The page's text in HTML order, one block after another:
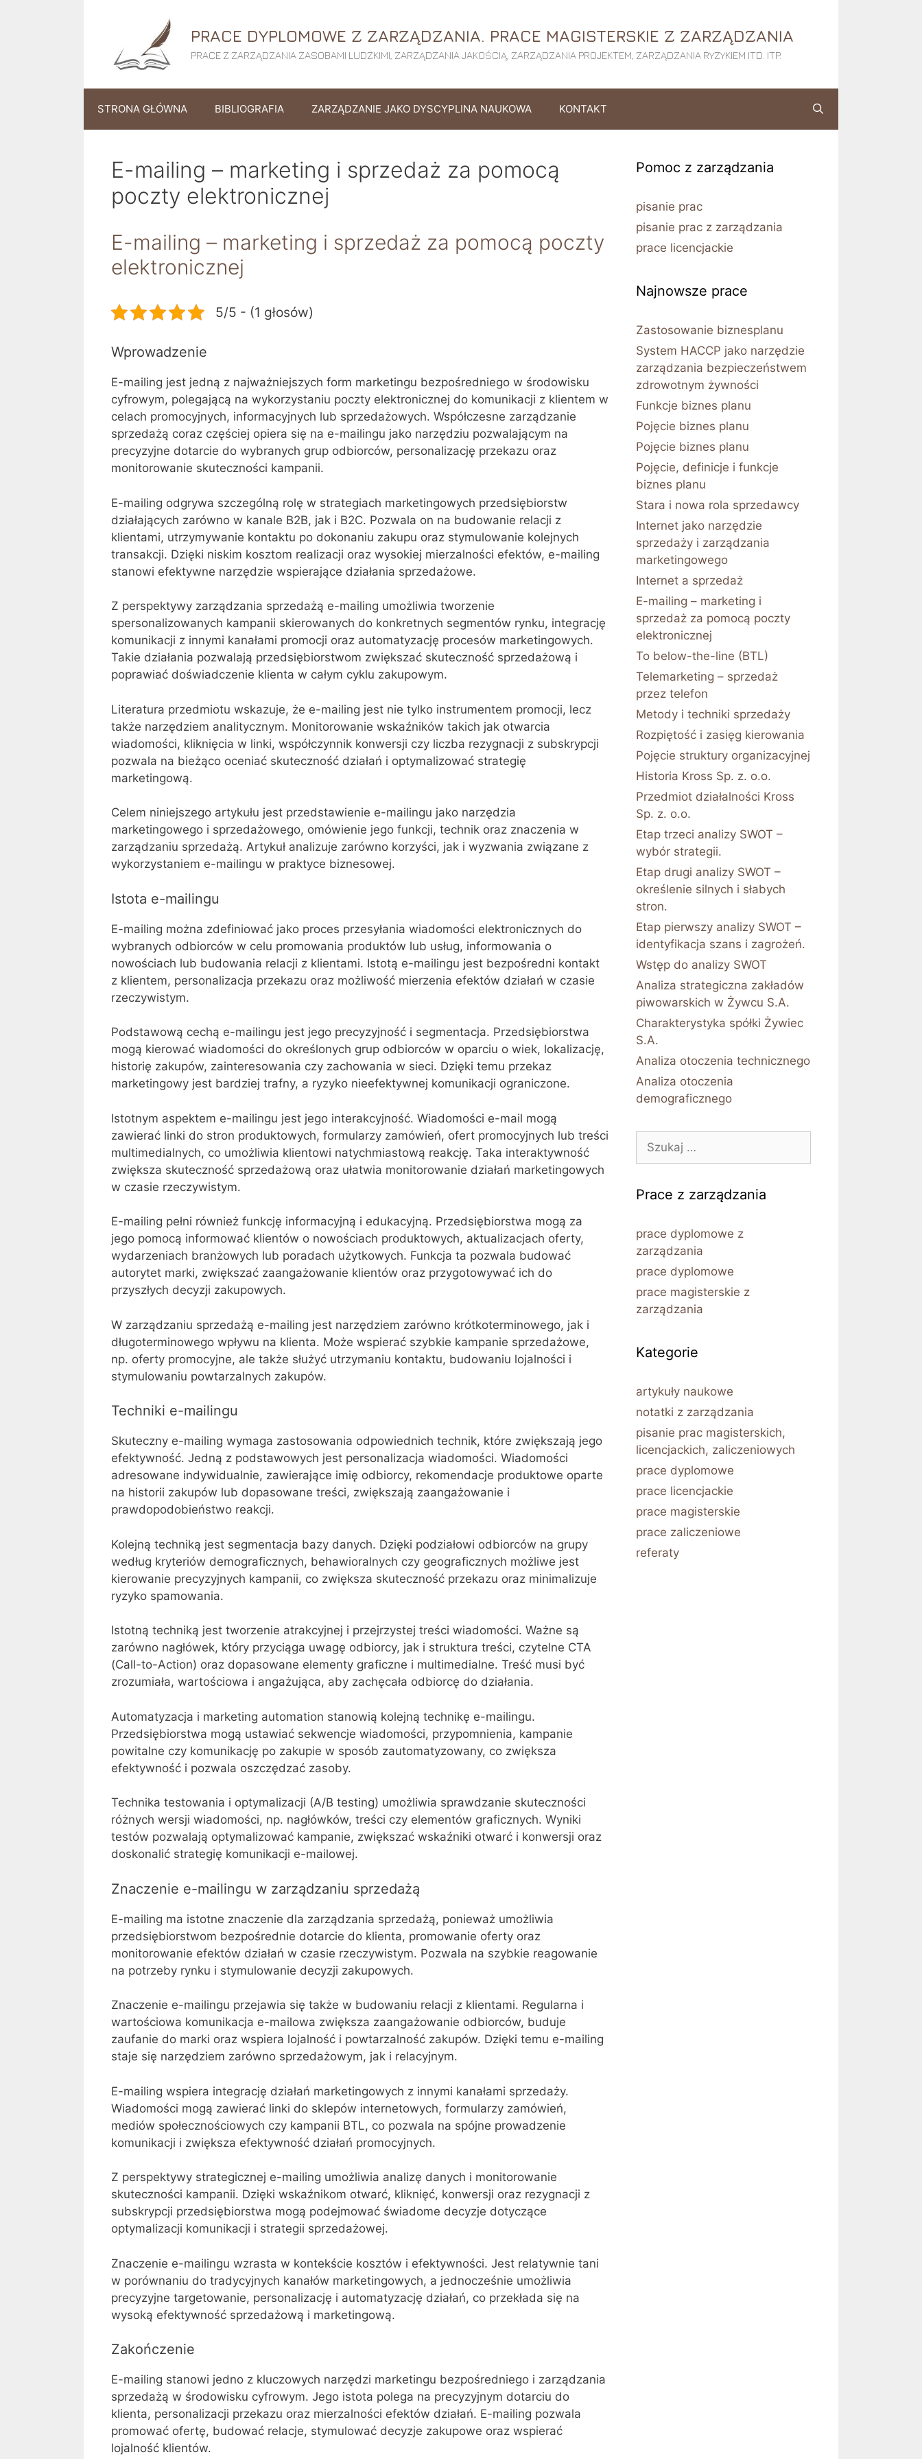
PRACE DYPLOMOWE Z ZARZĄDZANIA. PRACE MAGISTERSKIE Z ZARZĄDZANIA
PRACE Z ZARZĄDZANIA ZASOBAMI LUDZKIMI, ZARZĄDZANIA JAKOŚCIĄ, ZARZĄDZANIA PROJEKTEM, ZARZĄDZANIA RYZYKIEM ITD. ITP.
STRONA GŁÓWNA BIBLIOGRAFIA ZARZĄDZANIE JAKO DYSCYPLINA NAUKOWA KONTAKT
E-mailing – marketing i sprzedaż za pomocą
poczty elektronicznej
E-mailing – marketing i sprzedaż za pomocą poczty
elektronicznej
5/5 - (1 głosów)
Wprowadzenie
E-mailing jest jedną z najważniejszych form marketingu bezpośredniego w środowisku
cyfrowym, polegającą na wykorzystaniu poczty elektronicznej do komunikacji z klientem w
celach promocyjnych, informacyjnych lub sprzedażowych. Współczesne zarządzanie
sprzedażą coraz częściej opiera się na e-mailingu jako narzędziu pozwalającym na
precyzyjne dotarcie do wybranych grup odbiorców, personalizację przekazu oraz
monitorowanie skuteczności kampanii.
E-mailing odgrywa szczególną rolę w strategiach marketingowych przedsiębiorstw
działających zarówno w kanale B2B, jak i B2C. Pozwala on na budowanie relacji z
klientami, utrzymywanie kontaktu po dokonaniu zakupu oraz stymulowanie kolejnych
transakcji. Dzięki niskim kosztom realizacji oraz wysokiej mierzalności efektów, e-mailing
stanowi efektywne narzędzie wspierające działania sprzedażowe.
Z perspektywy zarządzania sprzedażą e-mailing umożliwia tworzenie
spersonalizowanych kampanii skierowanych do konkretnych segmentów rynku, integrację
komunikacji z innymi kanałami promocji oraz automatyzację procesów marketingowych.
Takie działania pozwalają przedsiębiorstwom zwiększać skuteczność sprzedażową i
poprawiać doświadczenie klienta w całym cyklu zakupowym.
Literatura przedmiotu wskazuje, że e-mailing jest nie tylko instrumentem promocji, lecz
także narzędziem analitycznym. Monitorowanie wskaźników takich jak otwarcia
wiadomości, kliknięcia w linki, współczynnik konwersji czy liczba rezygnacji z subskrypcji
pozwala na bieżąco oceniać skuteczność działań i optymalizować strategię
marketingową.
Celem niniejszego artykułu jest przedstawienie e-mailingu jako narzędzia
marketingowego i sprzedażowego, omówienie jego funkcji, technik oraz znaczenia w
zarządzaniu sprzedażą. Artykuł analizuje zarówno korzyści, jak i wyzwania związane z
wykorzystaniem e-mailingu w praktyce biznesowej.
Istota e-mailingu
E-mailing można zdefiniować jako proces przesyłania wiadomości elektronicznych do
wybranych odbiorców w celu promowania produktów lub usług, informowania o
nowościach lub budowania relacji z klientami. Istotą e-mailingu jest bezpośredni kontakt
z klientem, personalizacja przekazu oraz możliwość mierzenia efektów działań w czasie
rzeczywistym.
Podstawową cechą e-mailingu jest jego precyzyjność i segmentacja. Przedsiębiorstwa
mogą kierować wiadomości do określonych grup odbiorców w oparciu o wiek, lokalizację,
historię zakupów, zainteresowania czy zachowania w sieci. Dzięki temu przekaz
marketingowy jest bardziej trafny, a ryzyko nieefektywnej komunikacji ograniczone.
Istotnym aspektem e-mailingu jest jego interakcyjność. Wiadomości e-mail mogą
zawierać linki do stron produktowych, formularzy zamówień, ofert promocyjnych lub treści
multimedialnych, co umożliwia klientowi natychmiastową reakcję. Taka interaktywność
zwiększa skuteczność sprzedażową oraz ułatwia monitorowanie działań marketingowych
w czasie rzeczywistym.
E-mailing pełni również funkcję informacyjną i edukacyjną. Przedsiębiorstwa mogą za
jego pomocą informować klientów o nowościach produktowych, aktualizacjach oferty,
wydarzeniach branżowych lub poradach użytkowych. Funkcja ta pozwala budować
autorytet marki, zwiększać zaangażowanie klientów oraz przygotowywać ich do
przyszłych decyzji zakupowych.
W zarządzaniu sprzedażą e-mailing jest narzędziem zarówno krótkoterminowego, jak i
długoterminowego wpływu na klienta. Może wspierać szybkie kampanie sprzedażowe,
np. oferty promocyjne, ale także służyć utrzymaniu kontaktu, budowaniu lojalności i
stymulowaniu powtarzalnych zakupów.
Techniki e-mailingu
Skuteczny e-mailing wymaga zastosowania odpowiednich technik, które zwiększają jego
efektywność. Jedną z podstawowych jest personalizacja wiadomości. Wiadomości
adresowane indywidualnie, zawierające imię odbiorcy, rekomendacje produktowe oparte
na historii zakupów lub dopasowane treści, zwiększają zaangażowanie i
prawdopodobieństwo reakcji.
Kolejną techniką jest segmentacja bazy danych. Dzięki podziałowi odbiorców na grupy
według kryteriów demograficznych, behawioralnych czy geograficznych możliwe jest
kierowanie precyzyjnych kampanii, co zwiększa skuteczność przekazu oraz minimalizuje
ryzyko spamowania.
Istotną techniką jest tworzenie atrakcyjnej i przejrzystej treści wiadomości. Ważne są
zarówno nagłówek, który przyciąga uwagę odbiorcy, jak i struktura treści, czytelne CTA
(Call-to-Action) oraz dopasowane elementy graficzne i multimedialne. Treść musi być
zrozumiała, wartościowa i angażująca, aby zachęcała odbiorcę do działania.
Automatyzacja i marketing automation stanowią kolejną technikę e-mailingu.
Przedsiębiorstwa mogą ustawiać sekwencje wiadomości, przypomnienia, kampanie
powitalne czy komunikację po zakupie w sposób zautomatyzowany, co zwiększa
efektywność i pozwala oszczędzać zasoby.
Technika testowania i optymalizacji (A/B testing) umożliwia sprawdzanie skuteczności
różnych wersji wiadomości, np. nagłówków, treści czy elementów graficznych. Wyniki
testów pozwalają optymalizować kampanie, zwiększać wskaźniki otwarć i konwersji oraz
doskonalić strategię komunikacji e-mailowej.
Znaczenie e-mailingu w zarządzaniu sprzedażą
E-mailing ma istotne znaczenie dla zarządzania sprzedażą, ponieważ umożliwia
przedsiębiorstwom bezpośrednie dotarcie do klienta, promowanie oferty oraz
monitorowanie efektów działań w czasie rzeczywistym. Pozwala na szybkie reagowanie
na potrzeby rynku i stymulowanie decyzji zakupowych.
Znaczenie e-mailingu przejawia się także w budowaniu relacji z klientami. Regularna i
wartościowa komunikacja e-mailowa zwiększa zaangażowanie odbiorców, buduje
zaufanie do marki oraz wspiera lojalność i powtarzalność zakupów. Dzięki temu e-mailing
staje się narzędziem zarówno sprzedażowym, jak i relacyjnym.
E-mailing wspiera integrację działań marketingowych z innymi kanałami sprzedaży.
Wiadomości mogą zawierać linki do sklepów internetowych, formularzy zamówień,
mediów społecznościowych czy kampanii BTL, co pozwala na spójne prowadzenie
komunikacji i zwiększa efektywność działań promocyjnych.
Z perspektywy strategicznej e-mailing umożliwia analizę danych i monitorowanie
skuteczności kampanii. Dzięki wskaźnikom otwarć, kliknięć, konwersji oraz rezygnacji z
subskrypcji przedsiębiorstwa mogą podejmować świadome decyzje dotyczące
optymalizacji komunikacji i strategii sprzedażowej.
Znaczenie e-mailingu wzrasta w kontekście kosztów i efektywności. Jest relatywnie tani
w porównaniu do tradycyjnych kanałów marketingowych, a jednocześnie umożliwia
precyzyjne targetowanie, personalizację i automatyzację działań, co przekłada się na
wysoką efektywność sprzedażową i marketingową.
Zakończenie
E-mailing stanowi jedno z kluczowych narzędzi marketingu bezpośredniego i zarządzania
sprzedażą w środowisku cyfrowym. Jego istota polega na precyzyjnym dotarciu do
klienta, personalizacji przekazu oraz mierzalności efektów działań. E-mailing pozwala
promować ofertę, budować relacje, stymulować decyzje zakupowe oraz wspierać
lojalność klientów.
Pomoc z zarządzania
pisanie prac
pisanie prac z zarządzania
prace licencjackie
Najnowsze prace
Zastosowanie biznesplanu
System HACCP jako narzędzie
zarządzania bezpieczeństwem
zdrowotnym żywności
Funkcje biznes planu
Pojęcie biznes planu
Pojęcie biznes planu
Pojęcie, definicje i funkcje
biznes planu
Stara i nowa rola sprzedawcy
Internet jako narzędzie
sprzedaży i zarządzania
marketingowego
Internet a sprzedaż
E-mailing – marketing i
sprzedaż za pomocą poczty
elektronicznej
To below-the-line (BTL)
Telemarketing – sprzedaż
przez telefon
Metody i techniki sprzedaży
Rozpiętość i zasięg kierowania
Pojęcie struktury organizacyjnej
Historia Kross Sp. z. o.o.
Przedmiot działalności Kross
Sp. z. o.o.
Etap trzeci analizy SWOT –
wybór strategii.
Etap drugi analizy SWOT –
określenie silnych i słabych
stron.
Etap pierwszy analizy SWOT –
identyfikacja szans i zagrożeń.
Wstęp do analizy SWOT
Analiza strategiczna zakładów
piwowarskich w Żywcu S.A.
Charakterystyka spółki Żywiec
S.A.
Analiza otoczenia technicznego
Analiza otoczenia
demograficznego
Szukaj:
Prace z zarządzania
prace dyplomowe z
zarządzania
prace dyplomowe
prace magisterskie z
zarządzania
Kategorie
artykuły naukowe
notatki z zarządzania
pisanie prac magisterskich,
licencjackich, zaliczeniowych
prace dyplomowe
prace licencjackie
prace magisterskie
prace zaliczeniowe
referaty